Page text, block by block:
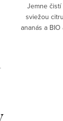
Jemne
sviežou
ananás a